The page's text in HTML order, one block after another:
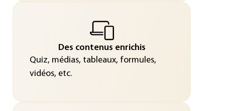
Des contenus enrichis
Quiz, médias, tableaux, formules,
vidéos, etc.